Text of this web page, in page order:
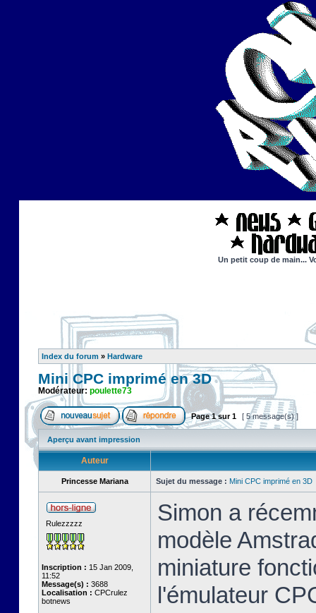
Un petit coup de main...
Index du forum » Hardware
Mini CPC imprimé en 3D
Modérateur: poulette73
Page1sur1 [ 5 message(s) ]
Aperçu avant impression
Auteur
Princesse Mariana Sujet du message : Mini CPC imprimé en 3D
Rulezzzzz
Inscription : 15 Jan 2009,
11:52
Message(s) : 3688
Localisation : CPCrulez
botnews
Simon a
modèle
miniature
l'émulateur